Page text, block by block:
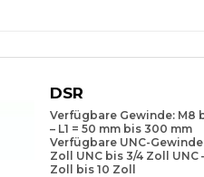
DSR
Verfügbare Gewinde: M8
– L1 = 50 mm bis 300 mm
Verfügbare UNC-
Zoll UNC bis 3/4 Zoll UNC
Zoll bis 10 Zoll